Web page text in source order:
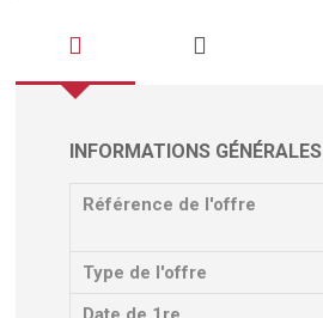
INFORMATIONS GÉNÉRALES
Référence de l'offre
Type de l'offre